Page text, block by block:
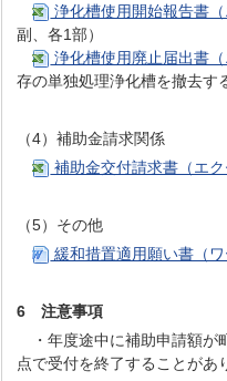
浄化槽使用開始報告書
副、各1部）
浄化槽使用廃止届出書
存の単独処理浄化槽を撤去す
（4）補助金請求関係
補助金交付請求書（エ
（5）その他
緩和措置適用願い書（
6 注意事項
・年度途中に補助申請額
点で受付を終了することがあ